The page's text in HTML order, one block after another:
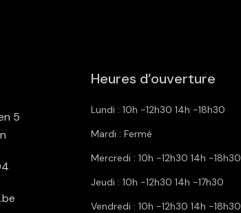
5
Heures d’ouverture
Lundi : 10h -12h30 14h -18h30
Mardi : Fermé
Mercredi : 10h -12h30 14h -18h30
Jeudi : 10h -12h30 14h -17h30
Vendredi : 10h -12h30 14h -18h30